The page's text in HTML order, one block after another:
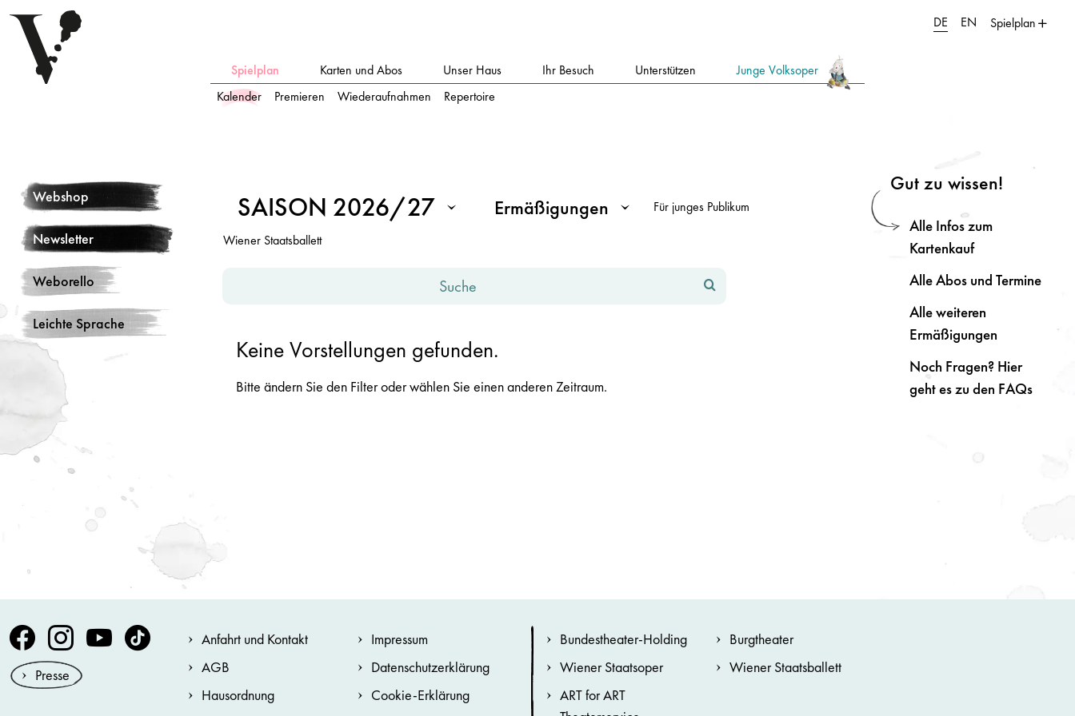
Spielplan
Kalender
Premieren Wiederaufnahmen Repertoire
Karten und Abos Unser Haus Ihr Besuch Unterstützen Junge Volksoper
DE EN Spielplan
Webshop
Newsletter
Weborello
Leichte Sprache
Spielplan Saison 2026/2027
Hinweis: Änderungen in den Eingabefeldern oder Dropdowns führen zu einem Neuladen der Seite.
SAISON 2026/27 Ermäßigungen
Ermäßigungen
Für junges Publikum
Wiener Staatsballett
Keine Vorstellungen gefunden.
Bitte ändern Sie den Filter oder wählen Sie einen anderen Zeitraum.
Gut zu wissen!
Alle Infos zum
Kartenkauf
Alle Abos und Termine
Alle weiteren
Ermäßigungen
Noch Fragen? Hier
geht es zu den FAQs
Volksoper Facebook
Volksoper Instagram
Volksoper Youtube
Volksoper TikTok
Presse
Anfahrt und Kontakt
Impressum
AGB
Datenschutzerklärung
Hausordnung
Cookie-Erklärung
Bundestheater-Holding
Burgtheater
Wiener Staatsoper
Wiener Staatsballett
ART for ART